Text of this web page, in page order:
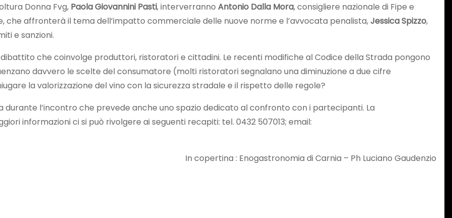
Donna Fvg, Paola Giovannini Pasti, interverranno Antonio Dalla Mora, consigliere nazionale di Fipe e
che affronterà il tema dell’impatto commerciale delle nuove norme e l’avvocata penalista,Jessica Spizzo,
e sanzioni.
che coinvolge produttori, ristoratori e cittadini. Le recenti modifiche al Codice della Strada pongono
davvero le scelte del consumatore (molti ristoratori segnalano una diminuzione a due cifre
la valorizzazione del vino con la sicurezza stradale e il rispetto delle regole?
l’incontro che prevede anche uno spazio dedicato al confronto con i partecipanti. La
informazioni ci si può rivolgere ai seguenti recapiti: tel. 0432 507013; email:
In copertina : Enogastronomia di Carnia – Ph Luciano Gaudenzio